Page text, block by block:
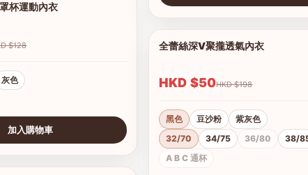
杯運動內衣
HKD $128
灰色
加入購物車
全蕾絲深V聚攏透氣內衣
HKD $50 HKD $198
黑色 豆沙粉
紫灰色
32/70
34/75 36/80
38/
A B C 通杯